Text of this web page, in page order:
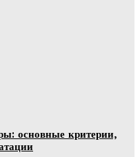
основные критерии,